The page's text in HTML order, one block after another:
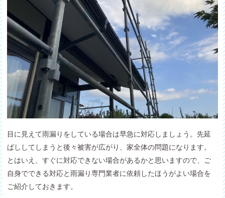
目に見えて雨漏りをしている場合は早急に対応しましょう。先延
ばししてしまうと後々被害が広がり、家全体の問題になります。
とはいえ、すぐに対応できない場合があるかと思いますので、ご
自身でできる対応と雨漏り専門業者に依頼したほうがよい場合を
ご紹介しておきます。